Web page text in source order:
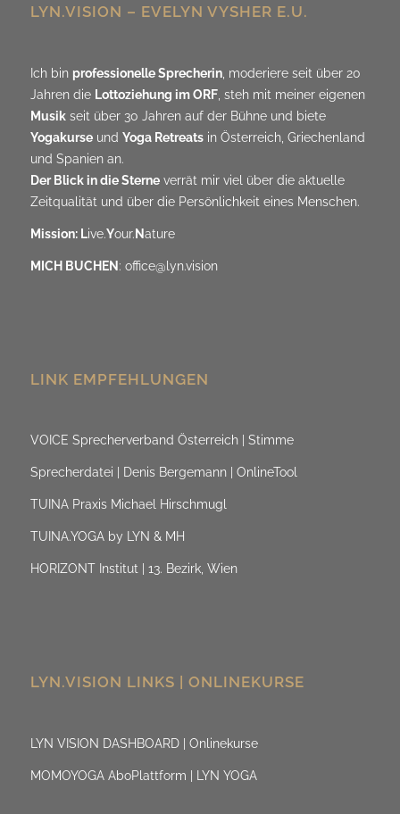
LYN.VISION – EVELYN VYSHER E.U.
Ich bin professionelle Sprecherin, moderiere seit über 20
Jahren die Lottoziehung im ORF, steh mit meiner eigenen
Musikseit über 30 Jahren auf der Bühne und biete
Yogakurseund Yoga Retreatsin Österreich, Griechenland
und Spanien an.
Der Blick in die Sterneverrät mir viel über die aktuelle
Zeitqualität und über die Persönlichkeit eines Menschen.
Mission: Live.Your. Nature
MICH BUCHEN : office@lyn.vision
LINK EMPFEHLUNGEN
VOICE Sprecherverband Österreich | Stimme
Sprecherdatei | Denis Bergemann | OnlineTool
TUINA Praxis Michael Hirschmugl
TUINA.YOGA by LYN & MH
HORIZONT Institut | 13. Bezirk, Wien
LYN.VISION LINKS | ONLINEKURSE
LYN VISION DASHBOARD | Onlinekurse
MOMOYOGA AboPlattform | LYN YOGA